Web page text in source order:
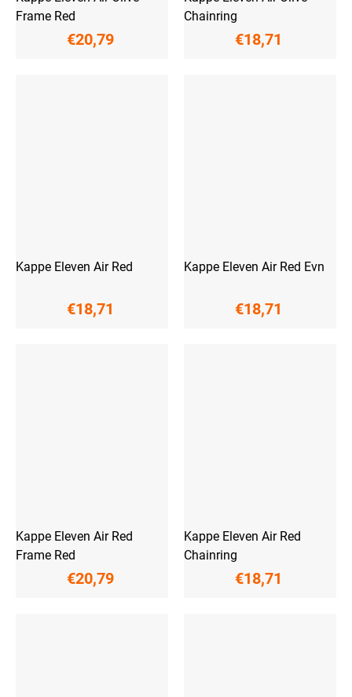
Frame Red
€20,79
Chainring
€18,71
Kappe Eleven Air Red
€18,71
Kappe Eleven Air Red Evn
€18,71
Kappe Eleven Air Red
Frame Red
€20,79
Kappe Eleven Air Red
Chainring
€18,71